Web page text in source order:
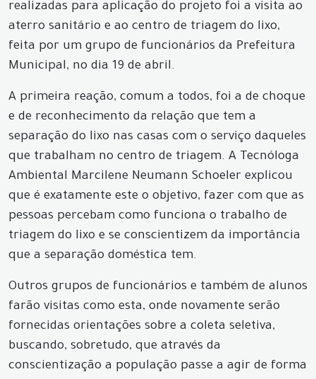
realizadas para aplicação do projeto foi a visita ao
aterro sanitário e ao centro de triagem do lixo,
feita por um grupo de funcionários da Prefeitura
Municipal, no dia 19 de abril.
A primeira reação, comum a todos, foi a de choque
e de reconhecimento da relação que tem a
separação do lixo nas casas com o serviço daqueles
que trabalham no centro de triagem. A Tecnóloga
Ambiental Marcilene Neumann Schoeler explicou
que é exatamente este o objetivo, fazer com que as
pessoas percebam como funciona o trabalho de
triagem do lixo e se conscientizem da importância
que a separação doméstica tem.
Outros grupos de funcionários e também de alunos
farão visitas como esta, onde novamente serão
fornecidas orientações sobre a coleta seletiva,
buscando, sobretudo, que através da
conscientização a população passe a agir de forma